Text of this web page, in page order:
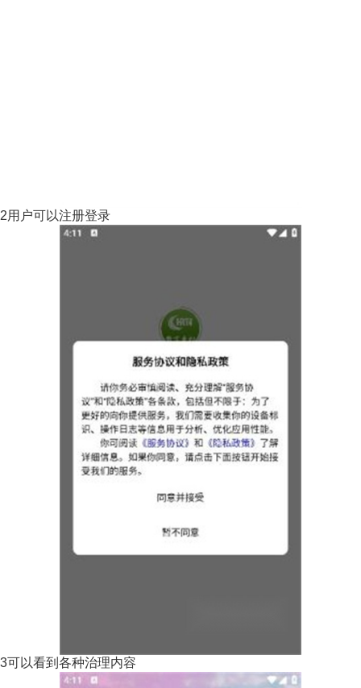
2用户可以注册登录
3可以看到各种治理内容